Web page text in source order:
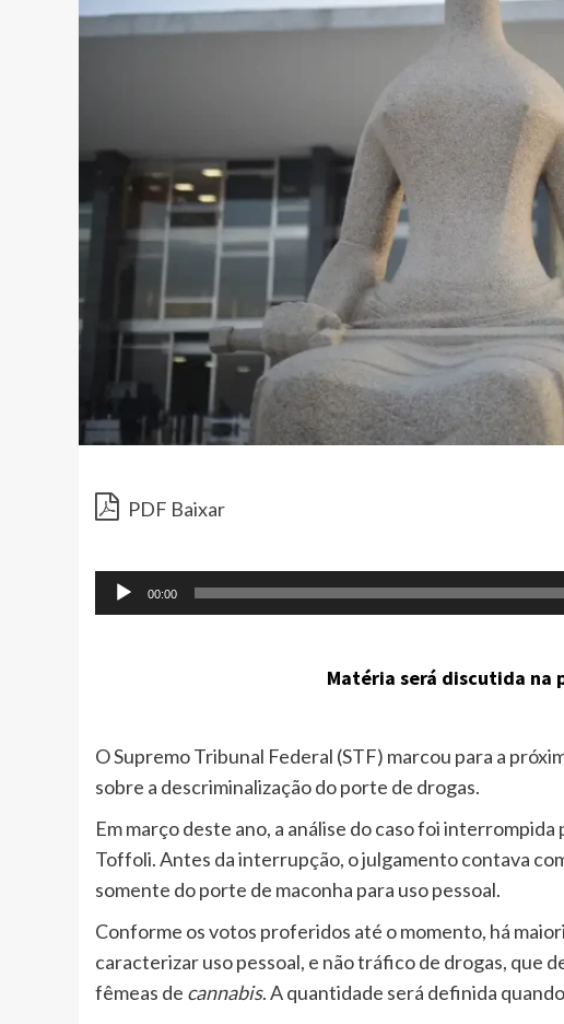
PDF Baixar
00:00
Matéria será discutida na
O Supremo Tribunal Federal (STF) marcou para a
sobre a descriminalização do porte de drogas.
Em março deste ano, a análise do caso foi
Toffoli. Antes da interrupção, o julgamento contava
somente do porte de maconha para uso pessoal.
Conforme os votos proferidos até o momento, há
caracterizar uso pessoal, e não tráfico de drogas, que
fêmeas de cannabis. A quantidade será definida